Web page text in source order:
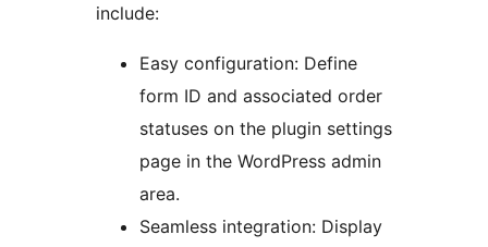
include:
Easy configuration: Define
form ID and associated order
statuses on the plugin settings
page in the WordPress admin
area.
Seamless integration: Display